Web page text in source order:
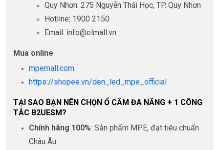
Quy Nhơn: 275 Nguyễn Thái Học, TP. Quy Nhơn
Hotline: 1900 2150
Email: info@elmall.vn
Mua online
mpemall.com
https://shopee.vn/den_led_mpe_official
TẠI SAO BẠN NÊN CHỌN Ổ CẮM ĐA NĂNG + 1 CÔNG
TẮC B2UESM?
Chính hãng 100%: Sản phẩm MPE, đạt tiêu chuẩn
Châu Âu.